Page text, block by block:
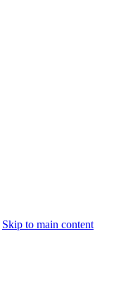
Skip to main content